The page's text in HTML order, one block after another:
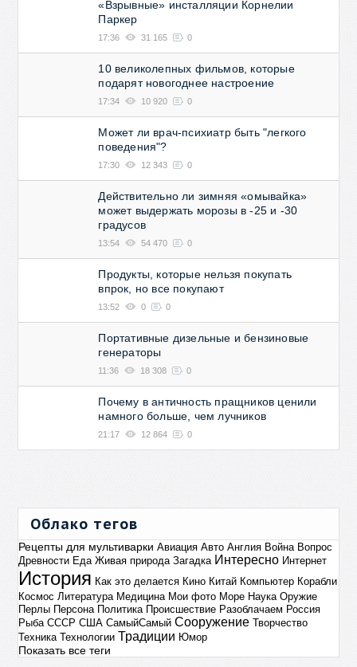
«Взрывные» инсталляции Корнелии
Паркер
17:36 31 165 0
10 великолепных фильмов, которые
подарят новогоднее настроение
17:34 10 920 0
Может ли врач-психиатр быть "легкого
поведения"?
17:30 12 343 0
Действительно ли зимняя «омывайка»
может выдержать морозы в -25 и -30
градусов
13:54 54 470 0
Продукты, которые нельзя покупать
впрок, но все покупают
13:52 0 0
Портативные дизельные и бензиновые
генераторы
11:36 18 308 0
Почему в античность пращников ценили
намного больше, чем лучников
21:17 12 864 0
Облако тегов
Рецепты для мультиварки Авиация Авто Англия Война Вопрос
Древности Еда Живая природа Загадка Интересно Интернет
История Как это делается Кино Китай Компьютер Корабли
Космос Литература Медицина Мои фото Море Наука Оружие
Перлы Персона Политика Происшествие Разоблачаем Россия
Рыба СССР США СамыйСамый Сооружение Творчество
Техника Технологии Традиции Юмор
Показать все теги